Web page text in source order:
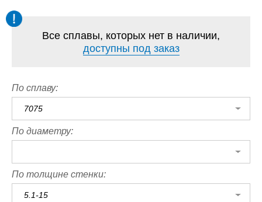
Все сплавы, которых нет в наличии,
доступны под заказ
По сплаву:
7075
По диаметру:
По толщине стенки:
5.1-15